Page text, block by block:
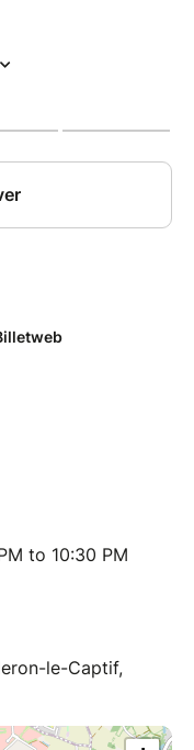
to 10:30 PM
le-Captif,